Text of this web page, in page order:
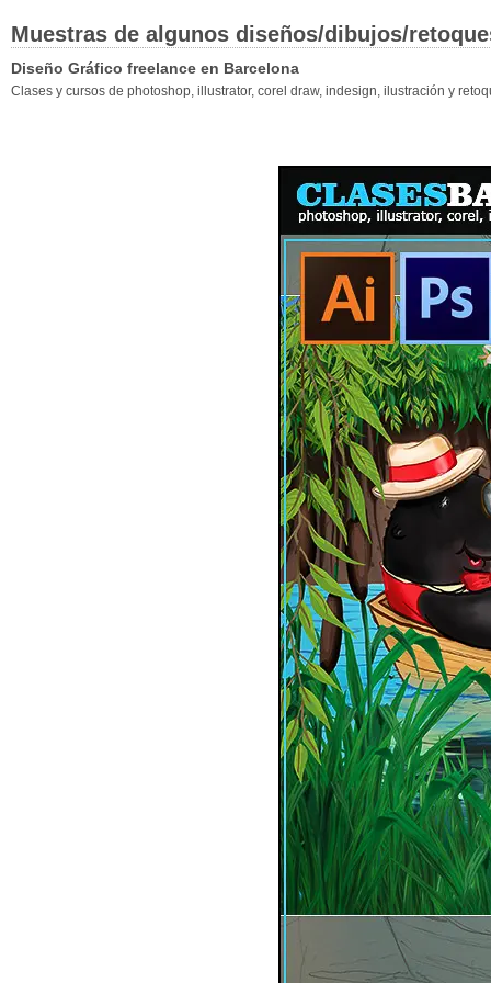
Muestras de algunos diseños/dibujos/
Diseño Gráfico freelance en Barcelona
Clases y cursos de photoshop, illustrator, corel draw, indesign, ilustración y